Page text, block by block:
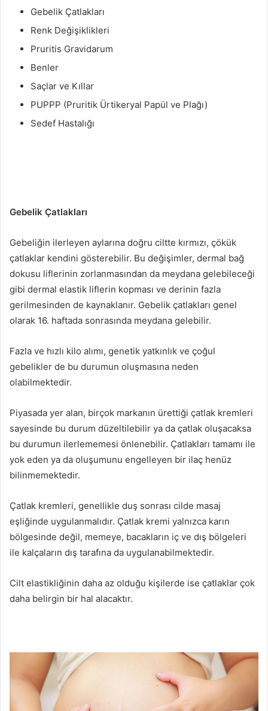
Gebelik Çatlakları
Renk Değişiklikleri
Pruritis Gravidarum
Benler
Saçlar ve Kıllar
PUPPP (Pruritik Ürtikeryal Papül ve Plağı)
Sedef Hastalığı
Gebelik Çatlakları
Gebeliğin ilerleyen aylarına doğru ciltte kırmızı, çökük
çatlaklar kendini gösterebilir. Bu değişimler, dermal bağ
dokusu liflerinin zorlanmasından da meydana gelebileceği
gibi dermal elastik liflerin kopması ve derinin fazla
gerilmesinden de kaynaklanır. Gebelik çatlakları genel
olarak 16. haftada sonrasında meydana gelebilir.
Fazla ve hızlı kilo alımı, genetik yatkınlık ve çoğul
gebelikler de bu durumun oluşmasına neden
olabilmektedir.
Piyasada yer alan, birçok markanın ürettiği çatlak kremleri
sayesinde bu durum düzeltilebilir ya da çatlak oluşacaksa
bu durumun ilerlememesi önlenebilir. Çatlakları tamamı ile
yok eden ya da oluşumunu engelleyen bir ilaç henüz
bilinmemektedir.
Çatlak kremleri, genellikle duş sonrası cilde masaj
eşliğinde uygulanmalıdır. Çatlak kremi yalnızca karın
bölgesinde değil, memeye, bacakların iç ve dış bölgeleri
ile kalçaların dış tarafına da uygulanabilmektedir.
Cilt elastikliğinin daha az olduğu kişilerde ise çatlaklar çok
daha belirgin bir hal alacaktır.